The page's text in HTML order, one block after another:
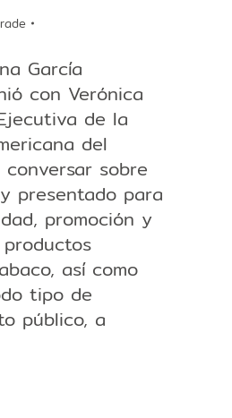
García
con Verónica
de la
del
sobre
presentado para
promoción y
así como
tipo de
público, a